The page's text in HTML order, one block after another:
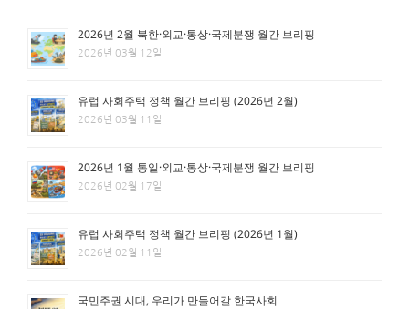
2026년 2월 북한·외교·통상·국제분쟁 월간 브리핑
2026년 03월 12일
유럽 사회주택 정책 월간 브리핑 (2026년 2월)
2026년 03월 11일
2026년 1월 통일·외교·통상·국제분쟁 월간 브리핑
2026년 02월 17일
유럽 사회주택 정책 월간 브리핑 (2026년 1월)
2026년 02월 11일
국민주권 시대, 우리가 만들어갈 한국사회